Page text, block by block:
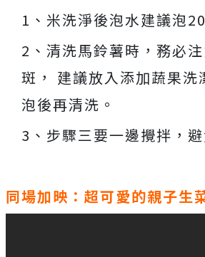
1、米洗淨後泡水建議泡
2、清洗馬鈴薯時，務必
斑， 建議放入添加蔬果洗
泡後再清洗。
3、步驟三要一邊攪拌，避
同場加映：超可愛的親子生